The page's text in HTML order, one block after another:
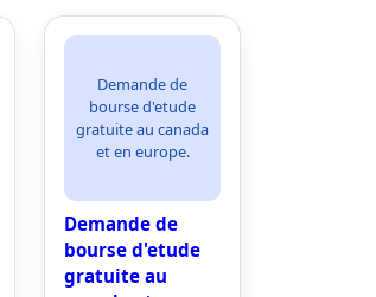
Demande de
bourse d'etude
gratuite au canada
et en europe.
Demande de
bourse d'etude
gratuite au